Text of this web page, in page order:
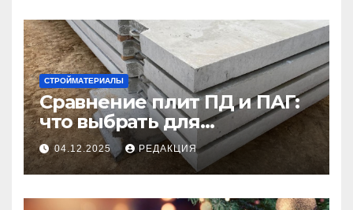
СТРОЙМАТЕРИАЛЫ
Сравнение плит ПД и ПАГ:
что выбрать для
долговечного и прочного
покрытия
04.12.2025 РЕДАКЦИЯ